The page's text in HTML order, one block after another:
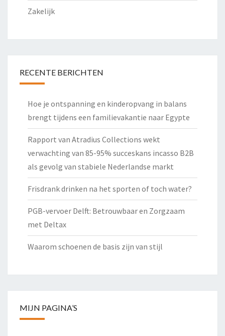
Zakelijk
RECENTE BERICHTEN
Hoe je ontspanning en kinderopvang in balans
brengt tijdens een familievakantie naar Egypte
Rapport van Atradius Collections wekt
verwachting van 85-95% succeskans incasso B2B
als gevolg van stabiele Nederlandse markt
Frisdrank drinken na het sporten of toch water?
PGB-vervoer Delft: Betrouwbaar en Zorgzaam
met Deltax
Waarom schoenen de basis zijn van stijl
MIJN PAGINA’S